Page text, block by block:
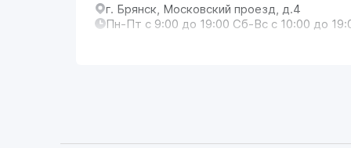
г. Брянск, Московский проезд, д.4
Пн-Пт с 9:00 до 19:00 Сб-Вс с 10:00 до